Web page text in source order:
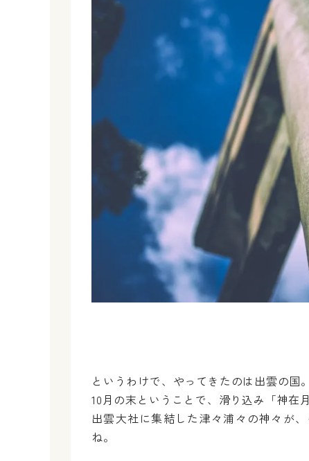
というわけで、やってきたのは出雲の国。
10月の末ということで、滑り込み「神在
出雲大社に集結した津々浦々の神々が
ね。